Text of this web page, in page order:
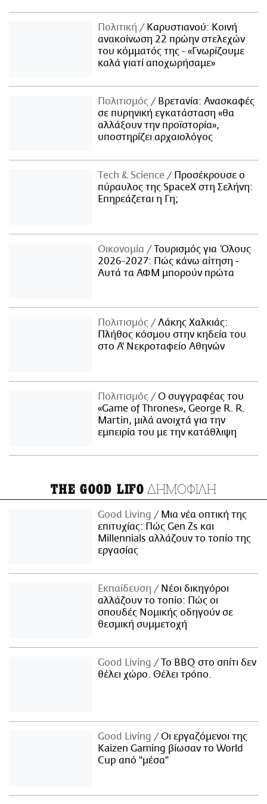
Πολιτική
Καρυστιανού: Κοινή
ανακοίνωση 22 πρώην στελεχών
του κόμματός της - «Γνωρίζουμε
καλά γιατί αποχωρήσαμε»
Πολιτισμός
Βρετανία: Ανασκαφές
σε πυρηνική εγκατάσταση «θα
αλλάξουν την προϊστορία»,
υποστηρίζει αρχαιολόγος
Τech & Science
Προσέκρουσε ο
πύραυλος της SpaceX στη Σελήνη:
Επηρεάζεται η Γη;
Οικονομία
Τουρισμός για Όλους
2026-2027: Πώς κάνω αίτηση -
Αυτά τα ΑΦΜ μπορούν πρώτα
Πολιτισμός
Λάκης Χαλκιάς:
Πλήθος κόσμου στην κηδεία του
στο Α' Νεκροταφείο Αθηνών
Πολιτισμός
Ο συγγραφέας του
«Game of Thrones», George R. R.
Martin, μιλά ανοιχτά για την
εμπειρία του με την κατάθλιψη
THE GOOD LIFO ΔΗΜΟΦΙΛΗ
Good Living
Μια νέα οπτική της
επιτυχίας: Πώς Gen Zs και
Millennials αλλάζουν το τοπίο της
εργασίας
Εκπαίδευση
Νέοι δικηγόροι
αλλάζουν το τοπίο: Πώς οι
σπουδές Νομικής οδηγούν σε
θεσμική συμμετοχή
Good Living
Το BBQ στο σπίτι δεν
θέλει χώρο. Θέλει τρόπο.
Good Living
Οι εργαζόμενοι της
Kaizen Gaming βίωσαν το World
Cup από "μέσα"